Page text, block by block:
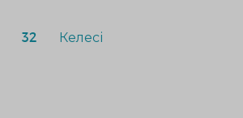
32 Келесі